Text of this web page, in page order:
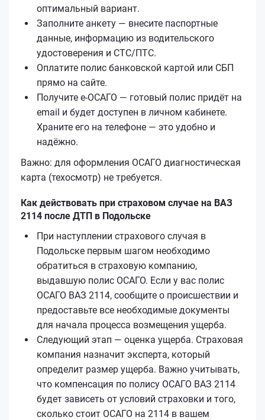
оптимальный вариант.
Заполните анкету — внесите паспортные
данные, информацию из водительского
удостоверения и СТС/ПТС.
Оплатите полис банковской картой или СБП
прямо на сайте.
Получите е‑ОСАГО — готовый полис придёт на
email и будет доступен в личном кабинете.
Храните его на телефоне — это удобно и
надёжно.
Важно: для оформления ОСАГО диагностическая
карта (техосмотр) не требуется.
Как действовать при страховом случае на ВАЗ
2114 после ДТП в Подольске
При наступлении страхового случая в
Подольске первым шагом необходимо
обратиться в страховую компанию,
выдавшую полис ОСАГО. Если у вас полис
ОСАГО ВАЗ 2114, сообщите о происшествии и
предоставьте все необходимые документы
для начала процесса возмещения ущерба.
Следующий этап — оценка ущерба. Страховая
компания назначит эксперта, который
определит размер ущерба. Важно учитывать,
что компенсация по полису ОСАГО ВАЗ 2114
будет зависеть от условий страховки и того,
сколько стоит ОСАГО на 2114 в вашем